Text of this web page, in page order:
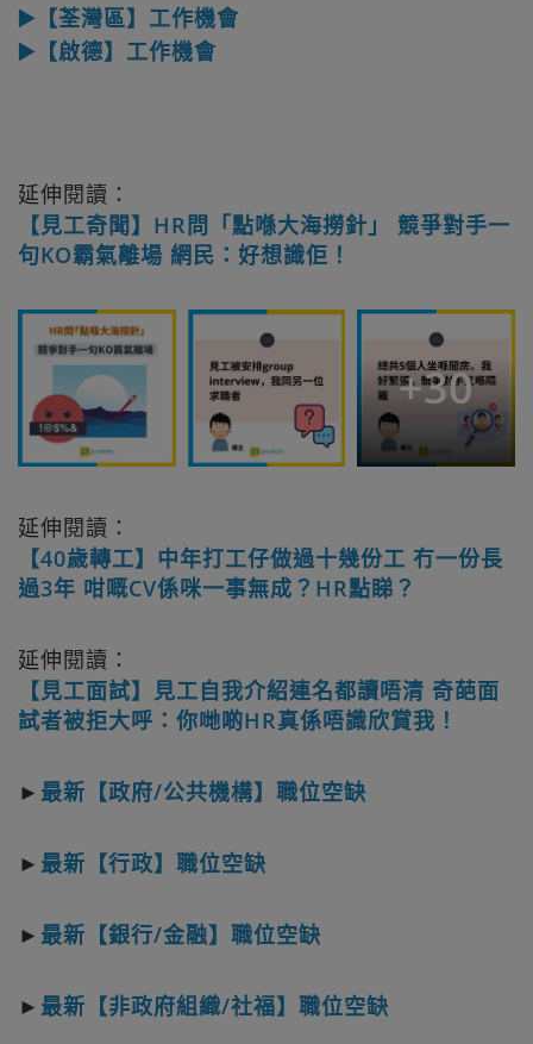
▶️【荃灣區】工作機會
▶️【啟德】工作機會
延伸閱讀：
【見工奇聞】HR問「點喺大海撈針」 競爭對手一
句KO霸氣離場 網民：好想識佢！
+30
延伸閱讀：
【40歲轉工】中年打工仔做過十幾份工 冇一份長
過3年 咁嘅CV係咪一事無成？HR點睇？
延伸閱讀：
【見工面試】見工自我介紹連名都讀唔清 奇葩面
試者被拒大呼：你哋啲HR真係唔識欣賞我！
► 最新【政府/公共機構】職位空缺
► 最新【行政】職位空缺
► 最新【銀行/金融】職位空缺
► 最新【非政府組織/社福】職位空缺